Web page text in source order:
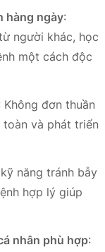
hàng ngày:
người khác, học
một cách độc
Không đơn thuần
và phát triển
năng tránh bẫy
hợp lý giúp
nhân phù hợp: